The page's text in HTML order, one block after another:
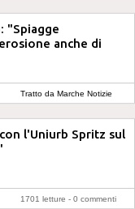
"Spiagge
anche di
Tratto da Marche Notizie
l'Uniurb Spritz sul
1701 letture - 0 commenti